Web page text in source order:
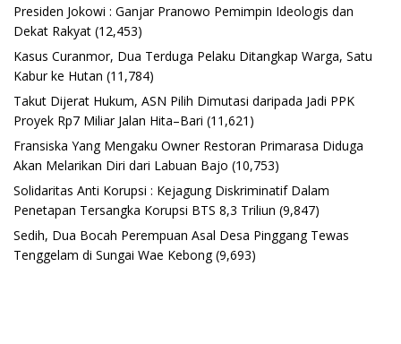
Presiden Jokowi : Ganjar Pranowo Pemimpin Ideologis dan
Dekat Rakyat (12,453)
Kasus Curanmor, Dua Terduga Pelaku Ditangkap Warga, Satu
Kabur ke Hutan (11,784)
Takut Dijerat Hukum, ASN Pilih Dimutasi daripada Jadi PPK
Proyek Rp7 Miliar Jalan Hita–Bari (11,621)
Fransiska Yang Mengaku Owner Restoran Primarasa Diduga
Akan Melarikan Diri dari Labuan Bajo (10,753)
Solidaritas Anti Korupsi : Kejagung Diskriminatif Dalam
Penetapan Tersangka Korupsi BTS 8,3 Triliun (9,847)
Sedih, Dua Bocah Perempuan Asal Desa Pinggang Tewas
Tenggelam di Sungai Wae Kebong (9,693)